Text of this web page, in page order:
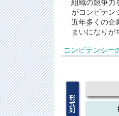
組織の競争力
がコンピテン
近年多くの企
まいになりが
コンピテンシー